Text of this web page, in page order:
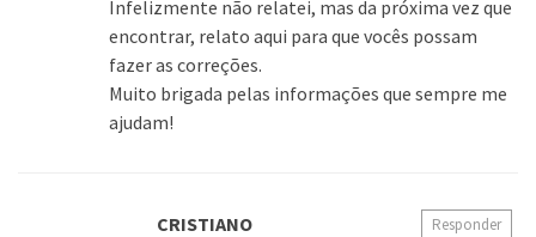
Infelizmente não relatei, mas da próxima vez que
encontrar, relato aqui para que vocês possam
fazer as correções.
Muito brigada pelas informações que sempre me
ajudam!
CRISTIANO Responder